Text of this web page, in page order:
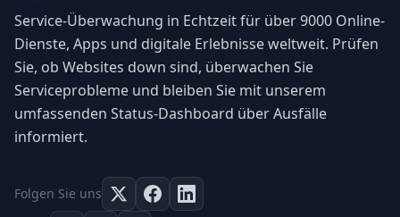
Service-Überwachung in Echtzeit für über 9000 Online-
Dienste, Apps und digitale Erlebnisse weltweit. Prüfen
Sie, ob Websites down sind, überwachen Sie
Serviceprobleme und bleiben Sie mit unserem
umfassenden Status-Dashboard über Ausfälle
informiert.
Folgen Sie uns